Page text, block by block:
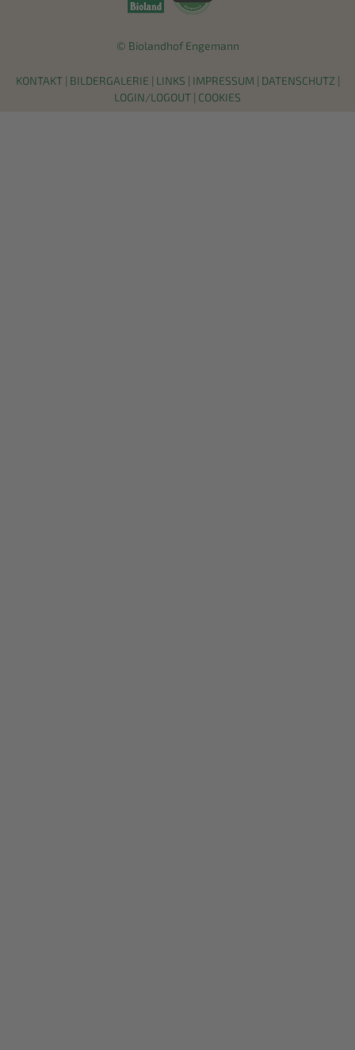
© Biolandhof Engemann
KONTAKT| BILDERGALERIE | LINKS | IMPRESSUM | DATENSCHUTZ |
LOGIN/LOGOUT | COOKIES